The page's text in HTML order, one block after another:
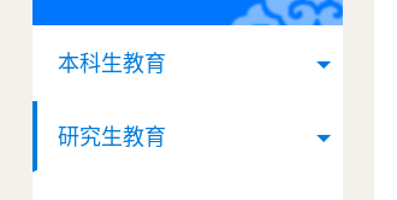
本科生教育
研究生教育